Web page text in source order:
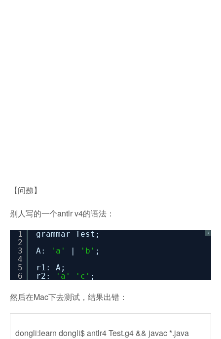
【问题】
别人写的一个antlr v4的语法：
?
1
2
3
4
5
6
grammar Test;
A:
'a' | 'b' ;
r1: A;
r2:
'a' 'c' ;
然后在Mac下去测试，结果出错：
dongli:learn dongli$ antlr4 Test.g4 && javac *.java